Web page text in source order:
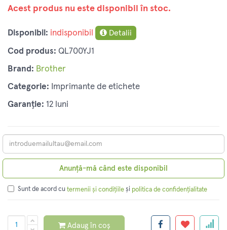
Acest produs nu este disponibil în stoc.
Disponibil: indisponibil Detalii
Cod produs: QL700YJ1
Brand: Brother
Categorie: Imprimante de etichete
Garanție: 12 luni
Anunță-mă când este disponibil
Sunt de acord cu termenii și condițiile și politica de confidențialitate
Adaug în coș